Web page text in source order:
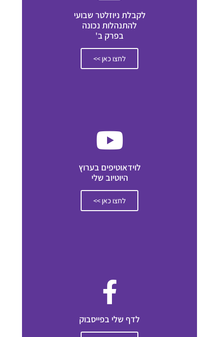
לקבלת ניוזלטר שבועי
להתנהלות נכונה
בפרק ב'
לחצו כאן >>
לוידאוטיפים בערוץ
היוטיוב שלי
לחצו כאן >>
לדף שלי בפייסבוק